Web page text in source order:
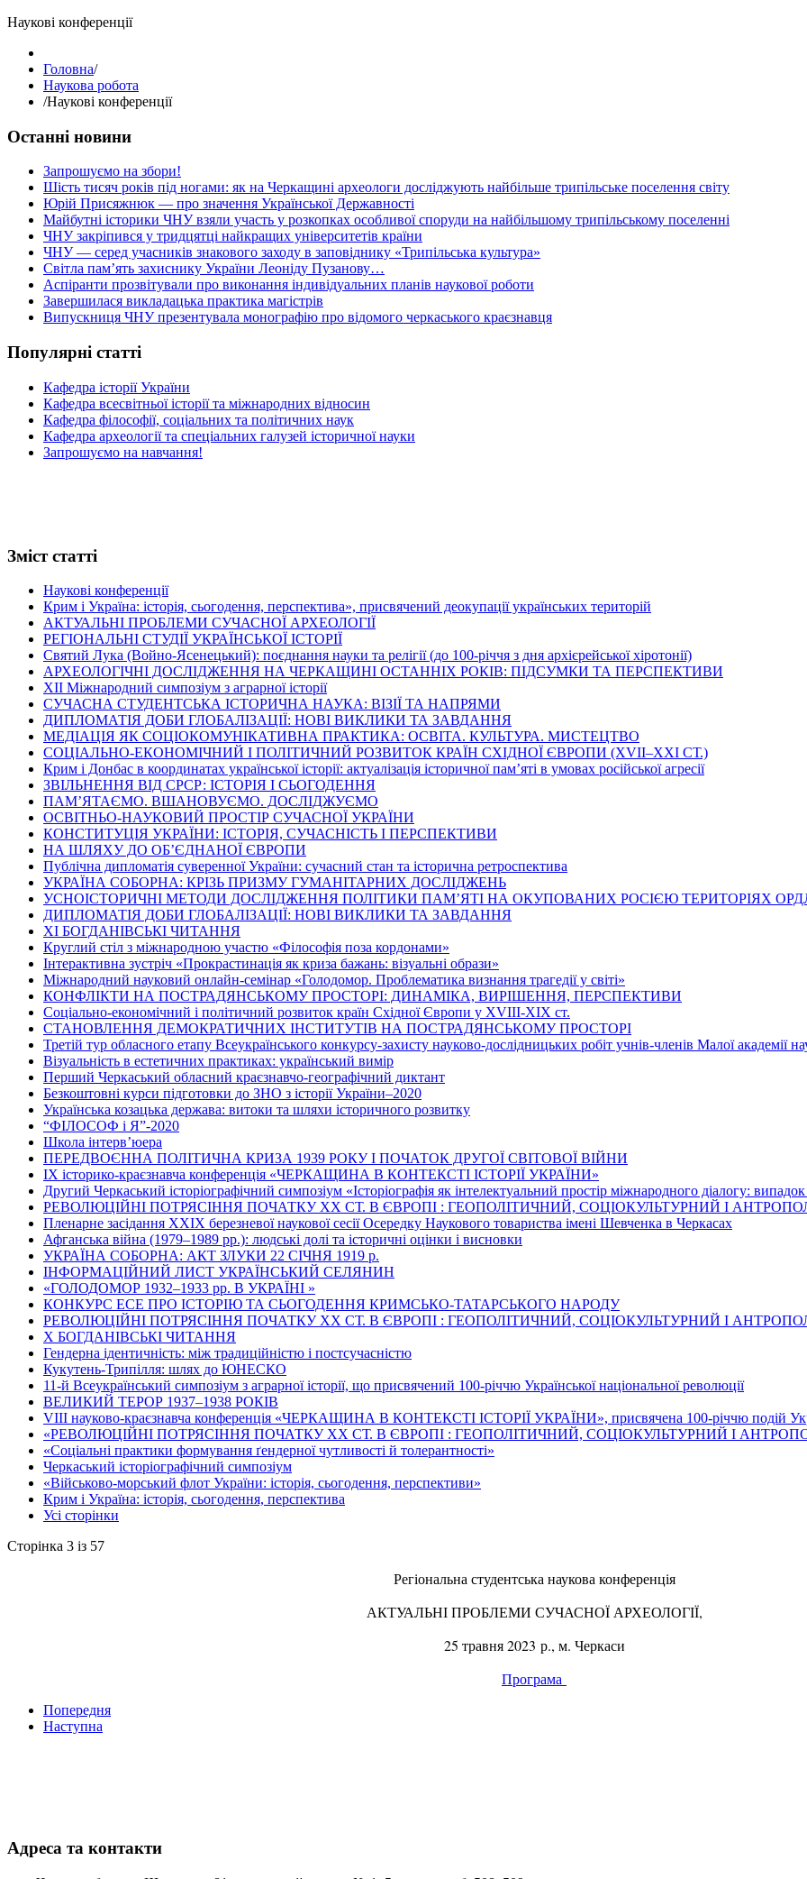
Наукові конференції
Головна/
Наукова робота
/Наукові конференції
Останні новини
Запрошуємо на збори!
Шість тисяч років під ногами: як на Черкащині археологи досліджують найбільше трипільське поселення світу
Юрій Присяжнюк — про значення Української Державності
Майбутні історики ЧНУ взяли участь у розкопках особливої споруди на найбільшому трипільському поселенні
ЧНУ закріпився у тридцятці найкращих університетів країни
ЧНУ — серед учасників знакового заходу в заповіднику «Трипільська культура»
Світла пам’ять захиснику України Леоніду Пузанову…
Аспіранти прозвітували про виконання індивідуальних планів наукової роботи
Завершилася викладацька практика магістрів
Випускниця ЧНУ презентувала монографію про відомого черкаського краєзнавця
Популярні статті
Кафедра історії України
Кафедра всесвітньої історії та міжнародних відносин
Кафедра філософії, соціальних та політичних наук
Кафедра археології та спеціальних галузей історичної науки
Запрошуємо на навчання!
Зміст статті
Наукові конференції
Крим і Україна: історія, сьогодення, перспектива», присвячений деокупації українських територій
АКТУАЛЬНІ ПРОБЛЕМИ СУЧАСНОЇ АРХЕОЛОГІЇ
РЕГІОНАЛЬНІ СТУДІЇ УКРАЇНСЬКОЇ ІСТОРІЇ
Святий Лука (Войно-Ясенецький): поєднання науки та релігії (до 100-річчя з дня архієрейської хіротонії)
АРХЕОЛОГІЧНІ ДОСЛІДЖЕННЯ НА ЧЕРКАЩИНІ ОСТАННІХ РОКІВ: ПІДСУМКИ ТА ПЕРСПЕКТИВИ
ХІІ Міжнародний симпозіум з аграрної історії
СУЧАСНА СТУДЕНТСЬКА ІСТОРИЧНА НАУКА: ВІЗІЇ ТА НАПРЯМИ
ДИПЛОМАТІЯ ДОБИ ГЛОБАЛІЗАЦІЇ: НОВІ ВИКЛИКИ ТА ЗАВДАННЯ
МЕДІАЦІЯ ЯК СОЦІОКОМУНІКАТИВНА ПРАКТИКА: ОСВІТА. КУЛЬТУРА. МИСТЕЦТВО
СОЦІАЛЬНО-ЕКОНОМІЧНИЙ І ПОЛІТИЧНИЙ РОЗВИТОК КРАЇН СХІДНОЇ ЄВРОПИ (ХVІІ–ХХІ СТ.)
Крим і Донбас в координатах української історії: актуалізація історичної пам’яті в умовах російської агресії
ЗВІЛЬНЕННЯ ВІД СРСР: ІСТОРІЯ І СЬОГОДЕННЯ
ПАМ’ЯТАЄМО. ВШАНОВУЄМО. ДОСЛІДЖУЄМО
ОСВІТНЬО-НАУКОВИЙ ПРОСТІР СУЧАСНОЇ УКРАЇНИ
КОНСТИТУЦІЯ УКРАЇНИ: ІСТОРІЯ, СУЧАСНІСТЬ І ПЕРСПЕКТИВИ
НА ШЛЯХУ ДО ОБ’ЄДНАНОЇ ЄВРОПИ
Публічна дипломатія суверенної України: сучасний стан та історична ретроспектива
УКРАЇНА СОБОРНА: КРІЗЬ ПРИЗМУ ГУМАНІТАРНИХ ДОСЛІДЖЕНЬ
УСНОІСТОРИЧНІ МЕТОДИ ДОСЛІДЖЕННЯ ПОЛІТИКИ ПАМ’ЯТІ НА ОКУПОВАНИХ РОСІЄЮ ТЕРИТОРІЯХ
ДИПЛОМАТІЯ ДОБИ ГЛОБАЛІЗАЦІЇ: НОВІ ВИКЛИКИ ТА ЗАВДАННЯ
ХІ БОГДАНІВСЬКІ ЧИТАННЯ
Круглий стіл з міжнародною участю «Філософія поза кордонами»
Інтерактивна зустріч «Прокрастинація як криза бажань: візуальні образи»
Міжнародний науковий онлайн-семінар «Голодомор. Проблематика визнання трагедії у світі»
КОНФЛІКТИ НА ПОСТРАДЯНСЬКОМУ ПРОСТОРІ: ДИНАМІКА, ВИРІШЕННЯ, ПЕРСПЕКТИВИ
Соціально-економічний і політичний розвиток країн Східної Європи у ХVІІІ-ХІХ ст.
СТАНОВЛЕННЯ ДЕМОКРАТИЧНИХ ІНСТИТУТІВ НА ПОСТРАДЯНСЬКОМУ ПРОСТОРІ
Третій тур обласного етапу Всеукраїнського конкурсу-захисту науково-дослідницьких робіт учнів-членів Малої академії
Візуальність в естетичних практиках: український вимір
Перший Черкаський обласний краєзнавчо-географічний диктант
Безкоштовні курси підготовки до ЗНО з історії України–2020
Українська козацька держава: витоки та шляхи історичного розвитку
“ФІЛОСОФ і Я”-2020
Школа інтерв’юера
ПЕРЕДВОЄННА ПОЛІТИЧНА КРИЗА 1939 РОКУ І ПОЧАТОК ДРУГОЇ СВІТОВОЇ ВІЙНИ
ІХ історико-краєзнавча конференція «ЧЕРКАЩИНА В КОНТЕКСТІ ІСТОРІЇ УКРАЇНИ»
Другий Черкаський історіографічний симпозіум «Історіографія як інтелектуальний простір міжнародного діалогу:
РЕВОЛЮЦІЙНІ ПОТРЯСІННЯ ПОЧАТКУ ХХ СТ. В ЄВРОПІ : ГЕОПОЛІТИЧНИЙ, СОЦІОКУЛЬТУРНИЙ І
Пленарне засідання ХХІХ березневої наукової сесії Осередку Наукового товариства імені Шевченка в Черкасах
Афганська війна (1979–1989 рр.): людські долі та історичні оцінки і висновки
УКРАЇНА СОБОРНА: АКТ ЗЛУКИ 22 СІЧНЯ 1919 р.
ІНФОРМАЦІЙНИЙ ЛИСТ УКРАЇНСЬКИЙ СЕЛЯНИН
«ГОЛОДОМОР 1932–1933 рр. В УКРАЇНІ »
КОНКУРС ЕСЕ ПРО ІСТОРІЮ ТА СЬОГОДЕННЯ КРИМСЬКО-ТАТАРСЬКОГО НАРОДУ
РЕВОЛЮЦІЙНІ ПОТРЯСІННЯ ПОЧАТКУ ХХ СТ. В ЄВРОПІ : ГЕОПОЛІТИЧНИЙ, СОЦІОКУЛЬТУРНИЙ І
Х БОГДАНІВСЬКІ ЧИТАННЯ
Гендерна ідентичність: між традиційністю і постсучасністю
Кукутень-Трипілля: шлях до ЮНЕСКО
11-й Всеукраїнський симпозіум з аграрної історії, що присвячений 100-річчю Української національної революції
ВЕЛИКИЙ ТЕРОР 1937–1938 РОКІВ
VІІІ науково-краєзнавча конференція «ЧЕРКАЩИНА В КОНТЕКСТІ ІСТОРІЇ УКРАЇНИ», присвячена 100-річчю подій
«РЕВОЛЮЦІЙНІ ПОТРЯСІННЯ ПОЧАТКУ ХХ СТ. В ЄВРОПІ : ГЕОПОЛІТИЧНИЙ, СОЦІОКУЛЬТУРНИЙ І
«Соціальні практики формування ґендерної чутливості й толерантності»
Черкаський історіографічний симпозіум
«Військово-морський флот України: історія, сьогодення, перспективи»
Крим і Україна: історія, сьогодення, перспектива
Усі сторінки
Сторінка 3 із 57
Регіональна студентська наукова конференція
АКТУАЛЬНІ ПРОБЛЕМИ СУЧАСНОЇ АРХЕОЛОГІЇ,
25 травня 2023 р., м. Черкаси
Програма
Попередня
Наступна
Адреса та контакти